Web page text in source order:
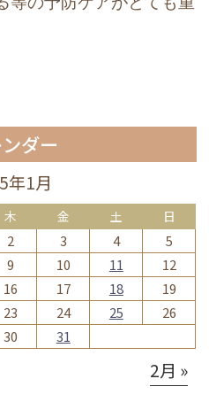
ダー
年1月
木 金 土 日
2 3 4
5
9 10 11
12
16 17 18
19
23 24 25
26
30 31
2月 »